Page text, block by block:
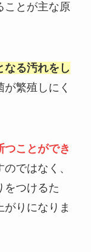
ことが主な原
なる汚れをし
繁殖しにく
つことができ
ではなく、
をつけるた
りになりま